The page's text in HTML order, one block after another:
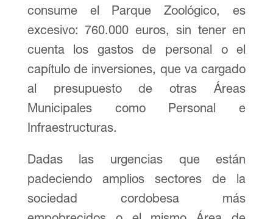
consume el Parque Zoológico, es
excesivo: 760.000 euros, sin tener en
cuenta los gastos de personal o el
capítulo de inversiones, que va cargado
al presupuesto de otras Áreas
Municipales como Personal e
Infraestructuras.
Dadas las urgencias que están
padeciendo amplios sectores de la
sociedad cordobesa más